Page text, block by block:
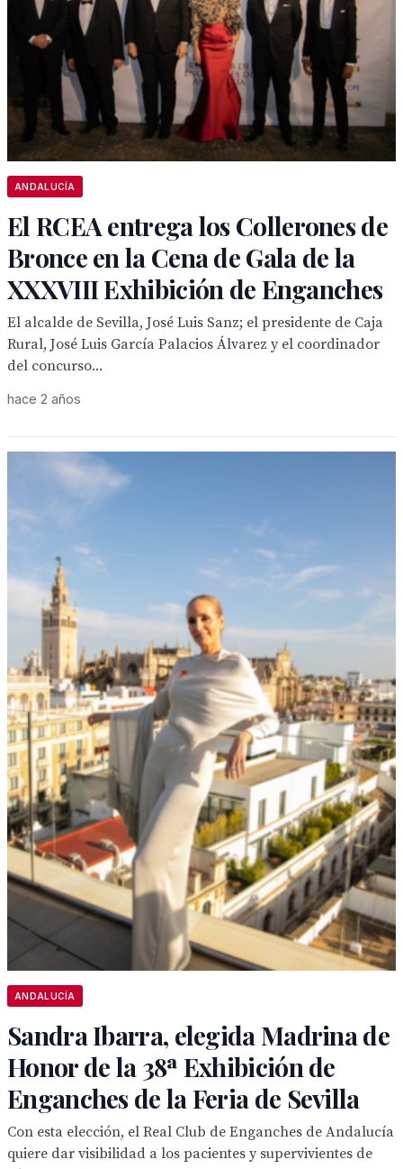
ANDALUCÍA
El RCEA entrega los Collerones de
Bronce en la Cena de Gala de la
XXXVIII Exhibición de Enganches
El alcalde de Sevilla, José Luis Sanz; el presidente de Caja
Rural, José Luis García Palacios Álvarez y el coordinador
del concurso...
hace 2 años
ANDALUCÍA
Sandra Ibarra, elegida Madrina de
Honor de la 38ª Exhibición de
Enganches de la Feria de Sevilla
Con esta elección, el Real Club de Enganches de Andalucía
quiere dar visibilidad a los pacientes y supervivientes de